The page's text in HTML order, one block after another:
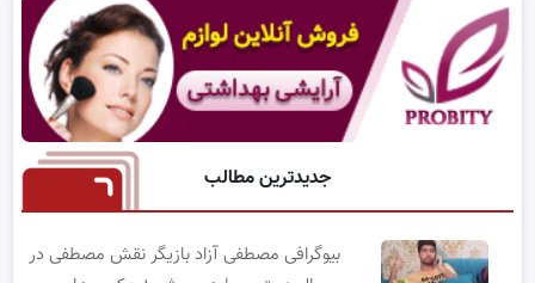
جدیدترین مطالب
بیوگرافی مصطفی آزاد بازیگر نقش مصطفی در